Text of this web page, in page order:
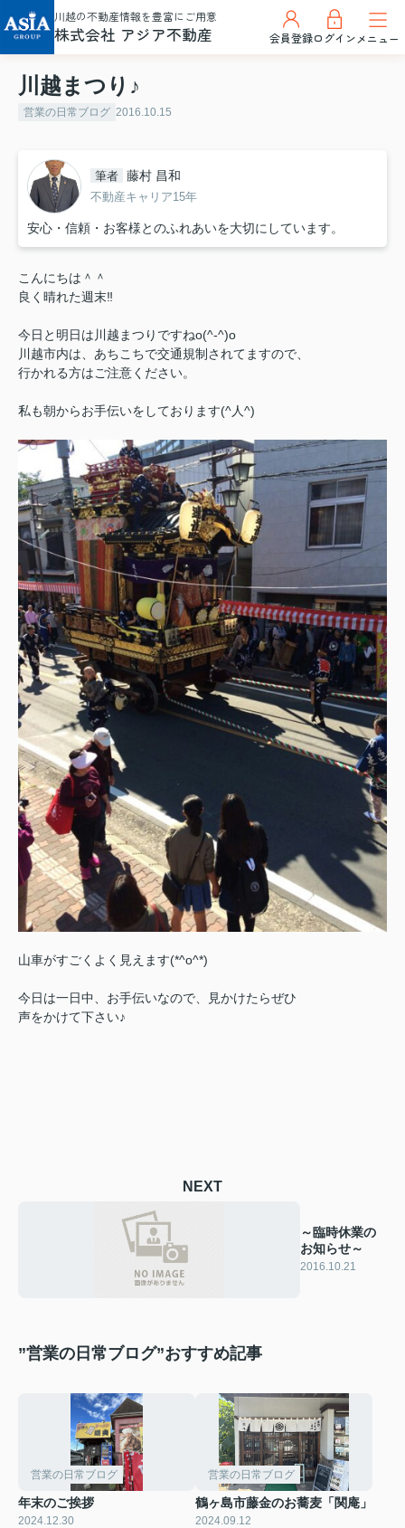
川越の不動産情報を豊富にご用意
株式会社 アジア不動産 会員登録ログインメニュー
川越まつり♪
営業の日常ブログ 2016.10.15
筆者 藤村 昌和
不動産キャリア15年
安心・信頼・お客様とのふれあいを大切にしています。
こんにちは＾＾
良く晴れた週末‼
今日と明日は川越まつりですねo(^-^)o
川越市内は、あちこちで交通規制されてますので、
行かれる方はご注意ください。
私も朝からお手伝いをしております(^人^)
山車がすごくよく見えます(*^o^*)
今日は一日中、お手伝いなので、見かけたらぜひ
声をかけて下さい♪
NEXT
～臨時休業の
お知らせ～
2016.10.21
”営業の日常ブログ”おすすめ記事
営業の日常ブログ
年末のご挨拶
2024.12.30
営業の日常ブログ
鶴ヶ島市藤金のお蕎麦「関庵」
2024.09.12